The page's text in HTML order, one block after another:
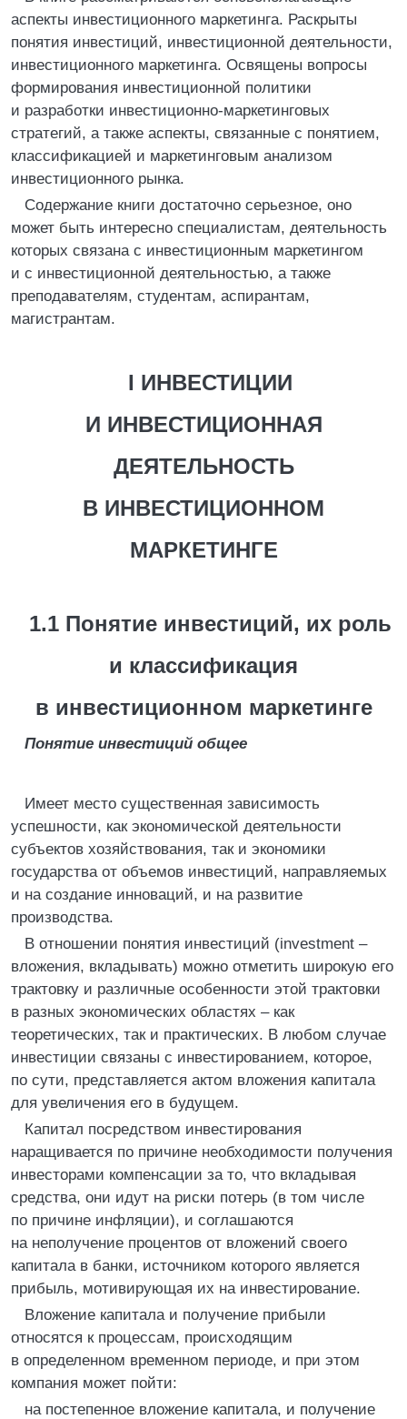
аспекты инвестиционного маркетинга. Раскрыты
понятия инвестиций, инвестиционной деятельности,
инвестиционного маркетинга. Освящены вопросы
формирования инвестиционной политики
и разработки инвестиционно-маркетинговых
стратегий, а также аспекты, связанные с понятием,
классификацией и маркетинговым анализом
инвестиционного рынка.
Содержание книги достаточно серьезное, оно
может быть интересно специалистам, деятельность
которых связана с инвестиционным маркетингом
и с инвестиционной деятельностью, а также
преподавателям, студентам, аспирантам,
магистрантам.
I ИНВЕСТИЦИИ
И ИНВЕСТИЦИОННАЯ
ДЕЯТЕЛЬНОСТЬ
В ИНВЕСТИЦИОННОМ
МАРКЕТИНГЕ
1.1 Понятие инвестиций, их роль
и классификация
в инвестиционном маркетинге
Понятие инвестиций общее
Имеет место существенная зависимость
успешности, как экономической деятельности
субъектов хозяйствования, так и экономики
государства от объемов инвестиций, направляемых
и на создание инноваций, и на развитие
производства.
В отношении понятия инвестиций (investment –
вложения, вкладывать) можно отметить широкую его
трактовку и различные особенности этой трактовки
в разных экономических областях – как
теоретических, так и практических. В любом случае
инвестиции связаны с инвестированием, которое,
по сути, представляется актом вложения капитала
для увеличения его в будущем.
Капитал посредством инвестирования
наращивается по причине необходимости получения
инвесторами компенсации за то, что вкладывая
средства, они идут на риски потерь (в том числе
по причине инфляции), и соглашаются
на неполучение процентов от вложений своего
капитала в банки, источником которого является
прибыль, мотивирующая их на инвестирование.
Вложение капитала и получение прибыли
относятся к процессам, происходящим
в определенном временном периоде, и при этом
компания может пойти:
на постепенное вложение капитала, и получение